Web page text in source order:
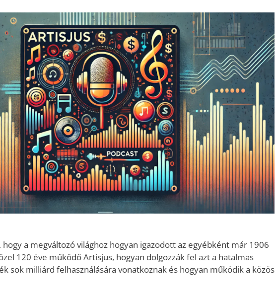
a megváltozó világhoz hogyan igazodott az egyébként már 1906
120 éve működő Artisjus, hogyan dolgozzák fel azt a hatalmas
sok milliárd felhasználására vonatkoznak és hogyan működik a közös